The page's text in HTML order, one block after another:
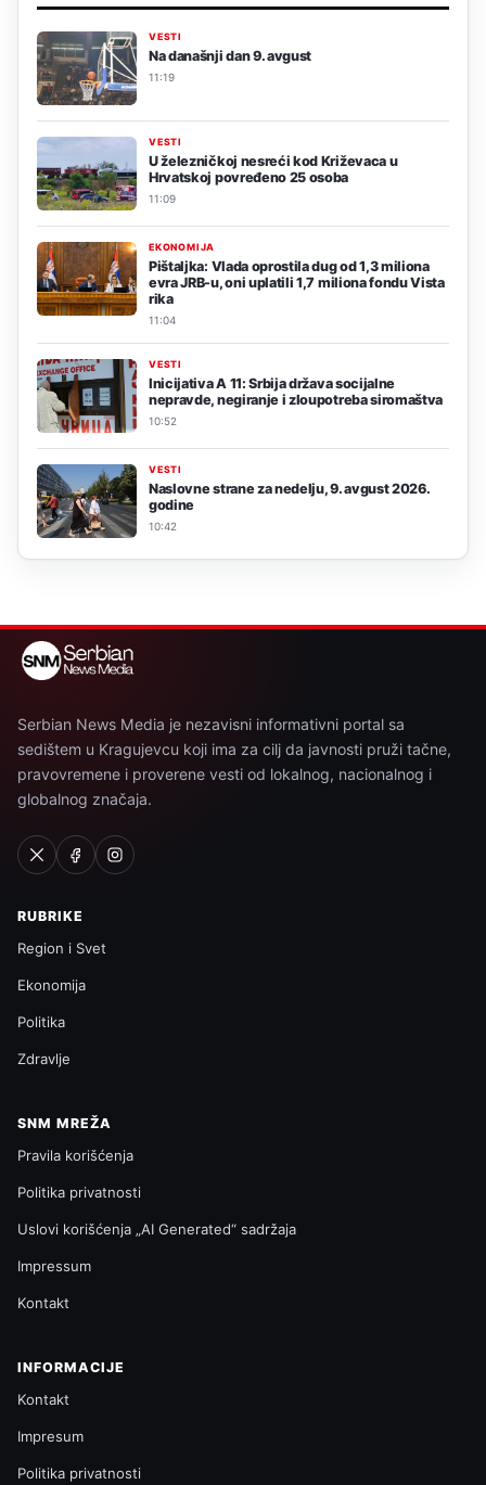
VESTI
Na današnji dan 9. avgust
11:19
VESTI
U železničkoj nesreći kod Križevaca u
Hrvatskoj povređeno 25 osoba
11:09
EKONOMIJA
Pištaljka: Vlada oprostila dug od 1,3 miliona
evra JRB-u, oni uplatili 1,7 miliona fondu Vista
rika
11:04
VESTI
Inicijativa A 11: Srbija država socijalne
nepravde, negiranje i zloupotreba siromaštva
10:52
VESTI
Naslovne strane za nedelju, 9. avgust 2026.
godine
10:42
Serbian News Media je nezavisni informativni portal sa
sedištem u Kragujevcu koji ima za cilj da javnosti pruži tačne,
pravovremene i proverene vesti od lokalnog, nacionalnog i
globalnog značaja.
RUBRIKE
Region i Svet
Ekonomija
Politika
Zdravlje
SNM MREŽA
Pravila korišćenja
Politika privatnosti
Uslovi korišćenja „AI Generated“ sadržaja
Impressum
Kontakt
INFORMACIJE
Kontakt
Impresum
Politika privatnosti